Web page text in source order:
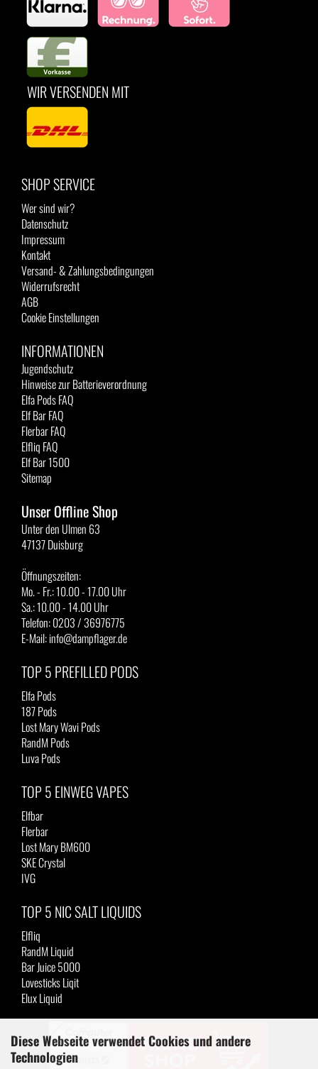
Diese Webseite verwendet Cookies und andere
Technologien
WIR VERSENDEN MIT
SHOP SERVICE
Wer sind wir?
Datenschutz
Impressum
Kontakt
Versand- & Zahlungsbedingungen
Widerrufsrecht
AGB
Cookie Einstellungen
INFORMATIONEN
Jugendschutz
Hinweise zur Batterieverordnung
Elfa Pods FAQ
Elf Bar FAQ
Flerbar FAQ
Elfliq FAQ
Elf Bar 1500
Sitemap
Unser Offline Shop
Unter den Ulmen 63
47137 Duisburg
Öffnungszeiten:
Mo. - Fr.: 10.00 - 17.00 Uhr
Sa.: 10.00 - 14.00 Uhr
Telefon: 0203 / 36976775
E-Mail: info@dampflager.de
TOP 5 PREFILLED PODS
Elfa Pods
187 Pods
Lost Mary Wavi Pods
RandM Pods
Luva Pods
TOP 5 EINWEG VAPES
Elfbar
Flerbar
Lost Mary BM600
SKE Crystal
IVG
TOP 5 NIC SALT LIQUIDS
Elfliq
RandM Liquid
Bar Juice 5000
Lovesticks Liqit
Elux Liquid